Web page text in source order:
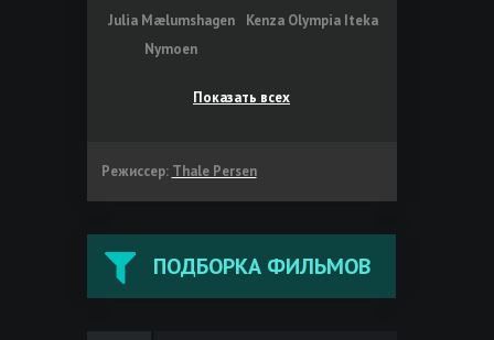
Julia Mælumshagen
Nymoen
Kenza Olympia Iteka
Показать всех
Режиссер: Thale Persen
ПОДБОРКА ФИЛЬМОВ